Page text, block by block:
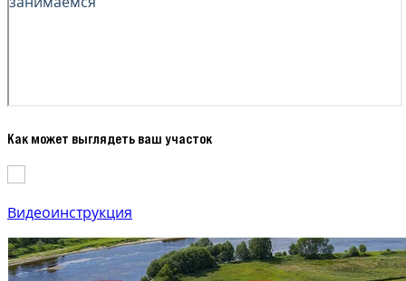
Как может выглядеть ваш участок
Видеоинструкция